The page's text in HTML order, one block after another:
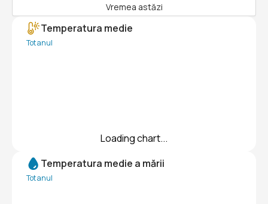
Vremea astăzi
Temperatura medie
Tot anul
Loading chart...
Temperatura medie a mării
Tot anul